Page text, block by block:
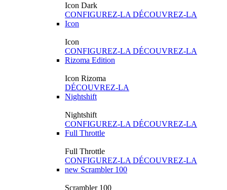
Icon Dark
CONFIGUREZ-LA DÉCOUVREZ-LA
Icon
Icon
CONFIGUREZ-LA DÉCOUVREZ-LA
Rizoma Edition
Icon Rizoma
DÉCOUVREZ-LA
Nightshift
Nightshift
CONFIGUREZ-LA DÉCOUVREZ-LA
Full Throttle
Full Throttle
CONFIGUREZ-LA DÉCOUVREZ-LA
new Scrambler 100
Scrambler 100